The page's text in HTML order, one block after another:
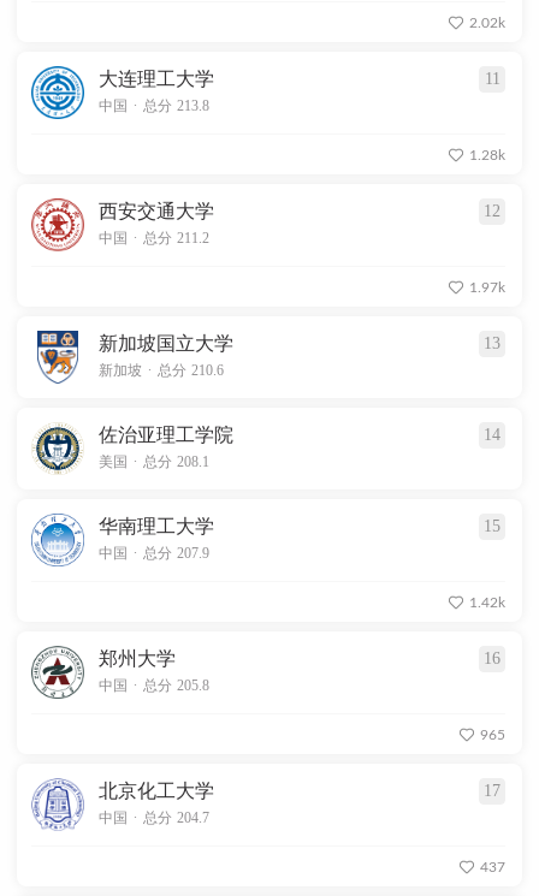
2.02k
大连理工大学 11
中国 . 总分 213.8
1.28k
西安交通大学 12
中国 . 总分 211.2
1.97k
新加坡国立大学 13
新加坡 . 总分 210.6
佐治亚理工学院 14
美国 . 总分 208.1
华南理工大学 15
中国 . 总分 207.9
1.42k
郑州大学 16
中国 . 总分 205.8
965
北京化工大学 17
中国 . 总分 204.7
437